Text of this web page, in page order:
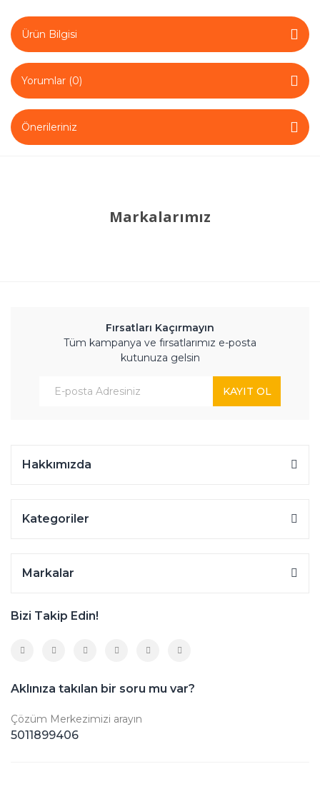
Ürün Bilgisi
Yorumlar (0)
Önerileriniz
Markalarımız
Fırsatları Kaçırmayın
Tüm kampanya ve fırsatlarımız e-posta
kutunuza gelsin
KAYIT OL
Hakkımızda
Kategoriler
Markalar
Bizi Takip Edin!
Aklınıza takılan bir soru mu var?
Çözüm Merkezimizi arayın
5011899406